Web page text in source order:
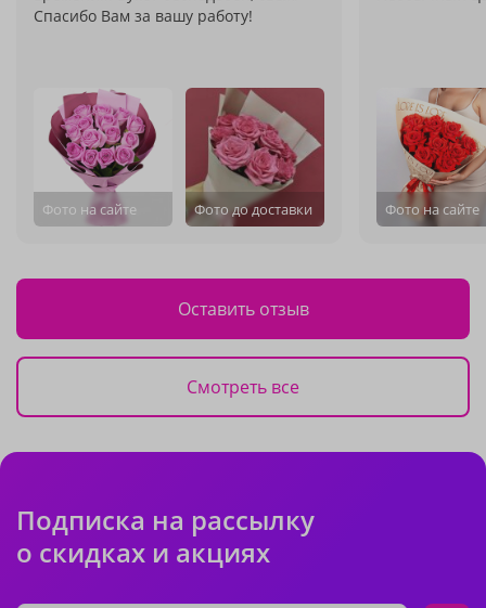
Спасибо Вам за вашу работу!
Фото на сайте Фото до доставки Фото на сайте
Оставить отзыв
Смотреть все
Подписка на рассылку
о скидках и акциях